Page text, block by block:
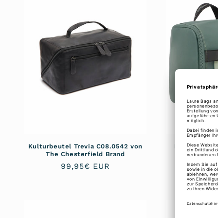
Kulturbeutel Trevia C08.0542 von
The Chesterfield Brand
Normaler
99,95€ EUR
Banaba